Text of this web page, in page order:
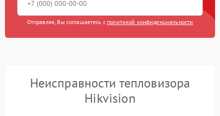
Отправляя, Вы соглашаетесь с политикой конфиденциальности
Неисправности тепловизора
Hikvision